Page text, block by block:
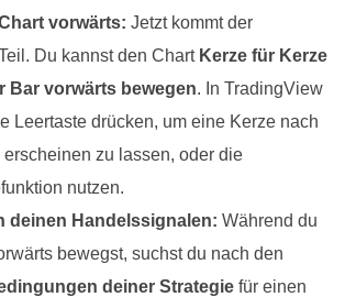
vorwärts: Jetzt kommt der
Du kannst den Chart Kerze für Kerze
Bar vorwärts bewegen. In TradingView
Leertaste drücken, um eine Kerze nach
zu lassen, oder die
nutzen.
deinen Handelssignalen: Während du
bewegst, suchst du nach den
deiner Strategie für einen